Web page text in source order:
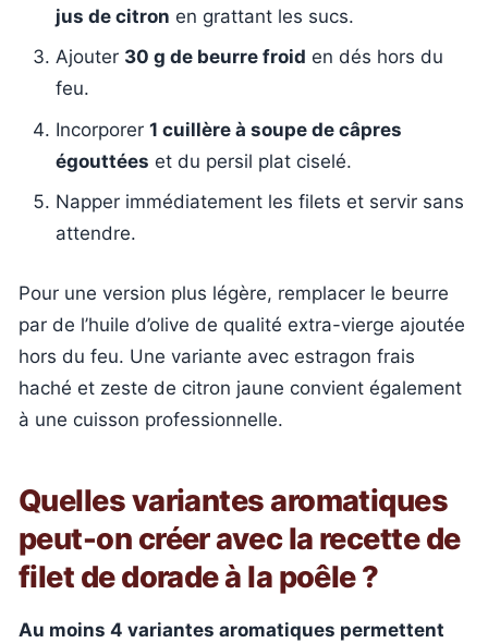
jus de citron en grattant les sucs.
Ajouter 30 g de beurre froid en dés hors du
feu.
Incorporer 1 cuillère à soupe de câpres
égouttées et du persil plat ciselé.
Napper immédiatement les filets et servir sans
attendre.
Pour une version plus légère, remplacer le beurre
par de l’huile d’olive de qualité extra-vierge ajoutée
hors du feu. Une variante avec estragon frais
haché et zeste de citron jaune convient également
à une cuisson professionnelle.
Quelles variantes aromatiques
peut-on créer avec la recette de
filet de dorade à la poêle ?
Au moins 4 variantes aromatiques permettent